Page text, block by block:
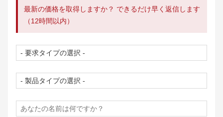
最新の価格を取得しますか？ できるだけ早く返信します
（12時間以内）